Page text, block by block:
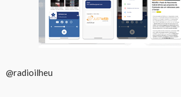
@radioilheu